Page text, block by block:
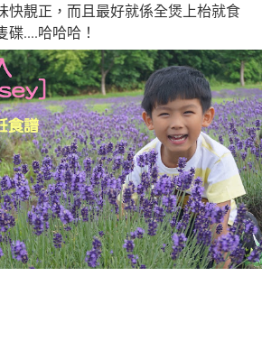
快靚正 ，而且最好就係全煲上枱就食
碟....哈哈哈 ！